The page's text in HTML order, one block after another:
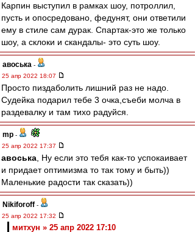
Карпин выступил в рамках шоу, потроллил,
пусть и опосредовано, федунят, они ответили
ему в стиле сам дурак. Спартак-это же только
шоу, а склоки и скандалы- это суть шоу.
авоська -
25 апр 2022 18:07
Просто пиздаболить лишний раз не надо.
Судейка подарил тебе 3 очка,съеби молча в
раздевалку и там тихо радуйся.
mp -
25 апр 2022 17:37
авоська , Ну если это тебя как-то успокаивает
и придает оптимизма то так тому и быть))
Маленькие радости так сказать))
Nikiforoff -
25 апр 2022 17:32
митхун » 25 апр 2022 17:10